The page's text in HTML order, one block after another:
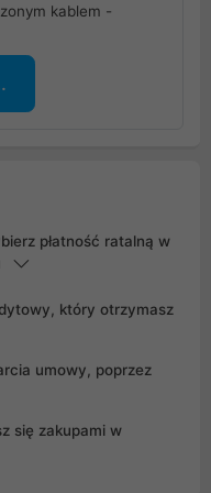
kablem -
płatność ratalną w
który otrzymasz
umowy, poprzez
się zakupami w